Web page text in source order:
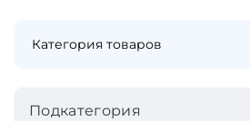
Подкатегория